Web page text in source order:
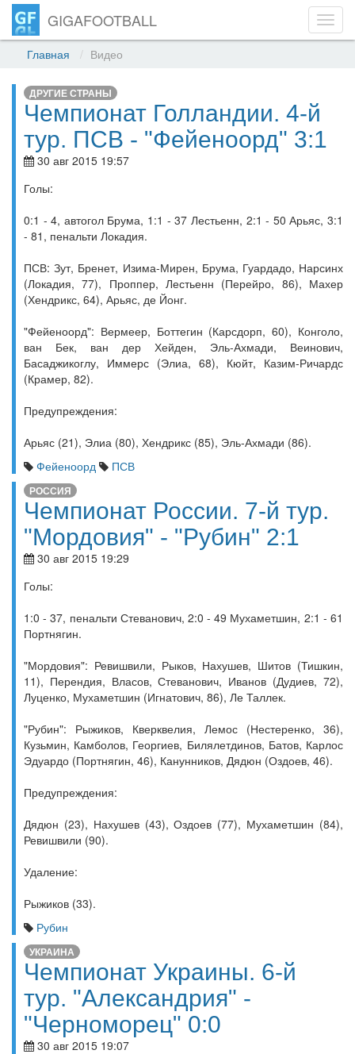
GIGAFOOTBALL
Главная Видео
ДРУГИЕ СТРАНЫ
Чемпионат Голландии. 4-й
тур. ПСВ - "Фейеноорд" 3:1
30 авг 2015 19:57
Голы:
0:1 - 4, автогол Брума, 1:1 - 37 Лестьенн, 2:1 - 50 Арьяс, 3:1
- 81, пенальти Локадия.
ПСВ: Зут, Бренет, Изима-Мирен, Брума, Гуардадо, Нарсинх
(Локадия, 77), Проппер, Лестьенн (Перейро, 86), Махер
(Хендрикс, 64), Арьяс, де Йонг.
"Фейеноорд": Вермеер, Боттегин (Карсдорп, 60), Конголо,
ван Бек, ван дер Хейден, Эль-Ахмади, Веинович,
Басаджикоглу, Иммерс (Элиа, 68), Кюйт, Казим-Ричардс
(Крамер, 82).
Предупреждения:
Арьяс (21), Элиа (80), Хендрикс (85), Эль-Ахмади (86).
Фейеноорд
ПСВ
РОССИЯ
Чемпионат России. 7-й тур.
"Мордовия" - "Рубин" 2:1
30 авг 2015 19:29
Голы:
1:0 - 37, пенальти Стеванович, 2:0 - 49 Мухаметшин, 2:1 - 61
Портнягин.
"Мордовия": Ревишвили, Рыков, Нахушев, Шитов (Тишкин,
11), Перендия, Власов, Стеванович, Иванов (Дудиев, 72),
Луценко, Мухаметшин (Игнатович, 86), Ле Таллек.
"Рубин": Рыжиков, Кверквелия, Лемос (Нестеренко, 36),
Кузьмин, Камболов, Георгиев, Билялетдинов, Батов, Карлос
Эдуардо (Портнягин, 46), Канунников, Дядюн (Оздоев, 46).
Предупреждения:
Дядюн (23), Нахушев (43), Оздоев (77), Мухаметшин (84),
Ревишвили (90).
Удаление:
Рыжиков (33).
Рубин
УКРАИНА
Чемпионат Украины. 6-й
тур. "Александрия" -
"Черноморец" 0:0
30 авг 2015 19:07